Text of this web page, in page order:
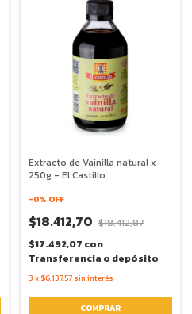
Extracto de Vainilla natural x
250g - El Castillo
-0% OFF
$18.412,70 $18.412,87
$17.492,07 con
Transferencia o depósito
3 x $6.137,57 sin interés